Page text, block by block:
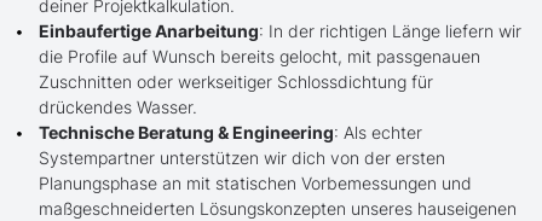
deiner Projektkalkulation.
Einbaufertige Anarbeitung: In der richtigen Länge liefern wir
die Profile auf Wunsch bereits gelocht, mit passgenauen
Zuschnitten oder werkseitiger Schlossdichtung für
drückendes Wasser.
Technische Beratung & Engineering: Als echter
Systempartner unterstützen wir dich von der ersten
Planungsphase an mit statischen Vorbemessungen und
maßgeschneiderten Lösungskonzepten unseres hauseigenen